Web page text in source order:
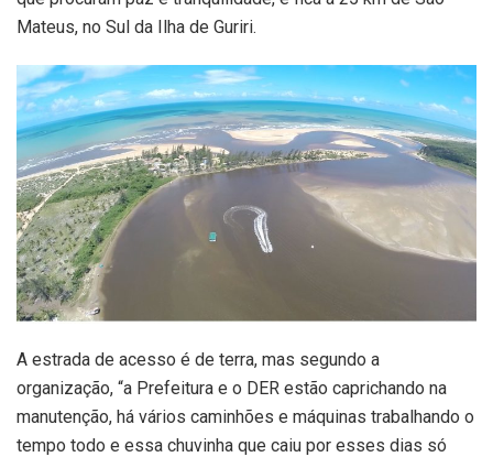
Mateus, no Sul da Ilha de Guriri.
A estrada de acesso é de terra, mas segundo a
organização, “a Prefeitura e o DER estão caprichando na
manutenção, há vários caminhões e máquinas trabalhando o
tempo todo e essa chuvinha que caiu por esses dias só